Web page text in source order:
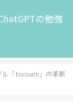
の勉強
ル「tsuzumi」の革新